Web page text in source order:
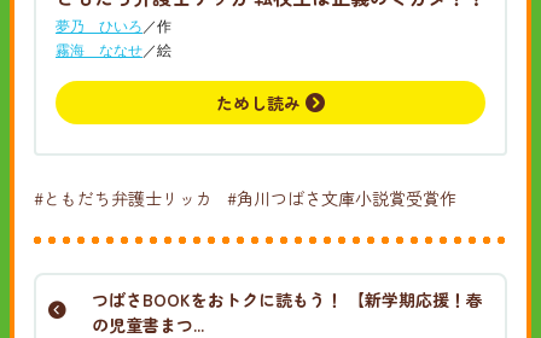
夢乃 ひいろ ／作
霧海 ななせ ／絵
ためし読み
#ともだち弁護士リッカ #角川つばさ文庫小説賞受賞作
つばさBOOKをおトクに読もう！ 【新学期応援！春
の児童書まつ...